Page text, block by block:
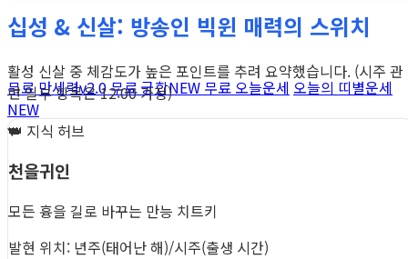
무료 만세력v2.0무료 궁합NEW 무료 오늘운세 오늘의 띠별운세
NEW
지식 허브
십성 & 신살: 방송인 빅윈 매력의 스위치
활성 신살 중 체감도가 높은 포인트를 추려 요약했습니다. (시주 관
련 일부 항목은 12:00 가정)
👑
천을귀인
모든 흉을 길로 바꾸는 만능 치트키
발현 위치: 년주(태어난 해)/시주(출생 시간)